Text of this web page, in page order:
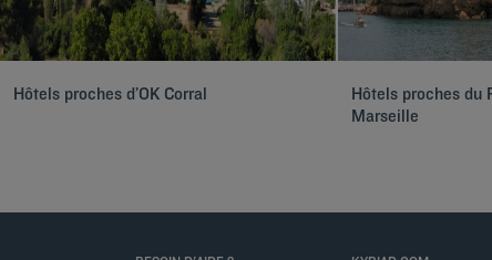
Hôtels proches d’OK Corral
Hôtels proches du
Marseille